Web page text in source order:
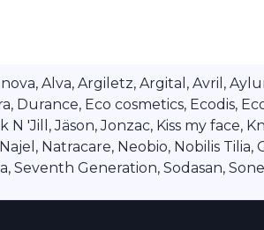
Alva, Argiletz, Argital, Avril,
Durance, Eco cosmetics, Ecodis,
'Jill, Jäson, Jonzac, Kiss my face,
Natracare, Neobio, Nobilis Tilia,
Seventh Generation, Sodasan,